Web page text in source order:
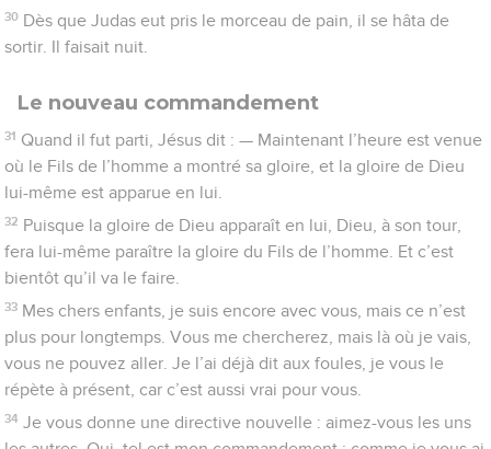
30 Dès que Judas eut pris le morceau de pain, il se hâta de
sortir. Il faisait nuit.
Le nouveau commandement
31 Quand il fut parti, Jésus dit : — Maintenant l’heure est venue
où le Fils de l’homme a montré sa gloire, et la gloire de Dieu
lui-même est apparue en lui.
32 Puisque la gloire de Dieu apparaît en lui, Dieu, à son tour,
fera lui-même paraître la gloire du Fils de l’homme. Et c’est
bientôt qu’il va le faire.
33 Mes chers enfants, je suis encore avec vous, mais ce n’est
plus pour longtemps. Vous me chercherez, mais là où je vais,
vous ne pouvez aller. Je l’ai déjà dit aux foules, je vous le
répète à présent, car c’est aussi vrai pour vous.
34 Je vous donne une directive nouvelle : aimez-vous les uns